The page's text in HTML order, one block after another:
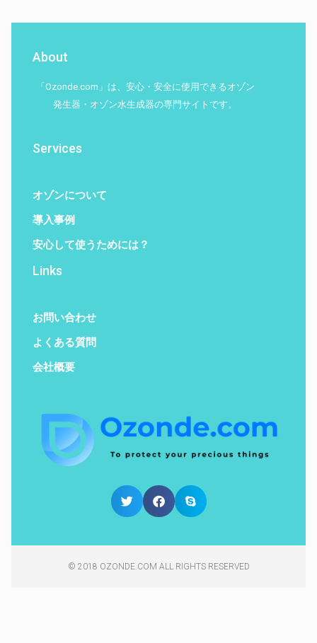
About
「Ozonde.com」は、安心・安全に使用できるオゾン
発生器・オゾン水生成器の専門サイトです。
Services
オゾンについて
導入事例
安心して使うためには？
Links
お問い合わせ
よくある質問
会社概要
© 2018 OZONDE.COM ALL RIGHTS RESERVED​